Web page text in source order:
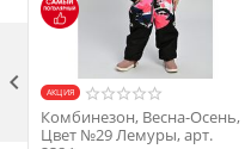
AКЦИЯ
Комбинезон, Весна-Осень,
Цвет №29 Лемуры, арт.
